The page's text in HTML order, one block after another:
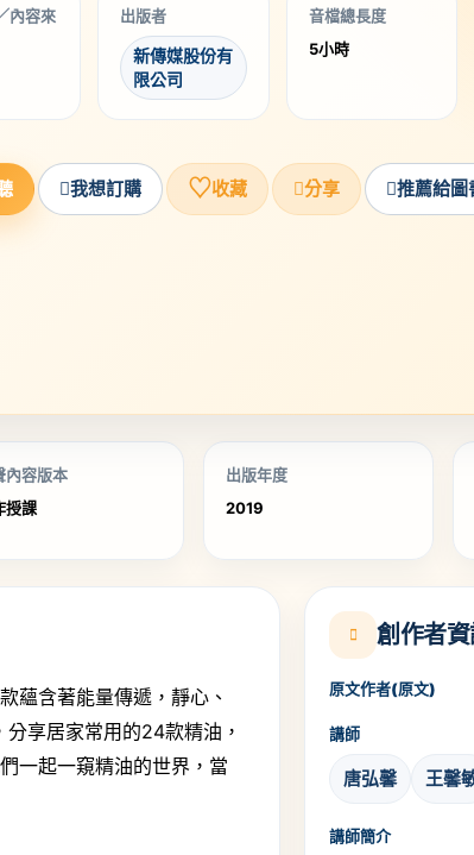
內容來
出版者
新傳媒股份有
限公司
音檔總長度
5小時
我想訂購 ♡收藏 分享 推薦給圖
內容版本
授課
出版年度
2019
蘊含著能量傳遞，靜心、
享居家常用的24款精油，
一起一窺精油的世界，當
創作者資
原文作者(原文)
講師
唐弘馨 王馨
講師簡介